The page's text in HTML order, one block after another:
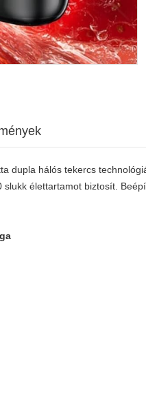
dupla hálós tekercs
élettartamot biztosít.